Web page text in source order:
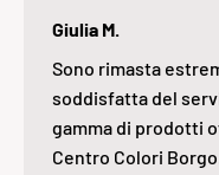
Giulia M.
Sono rimasta
soddisfatta del
gamma di prodotti
Centro Colori